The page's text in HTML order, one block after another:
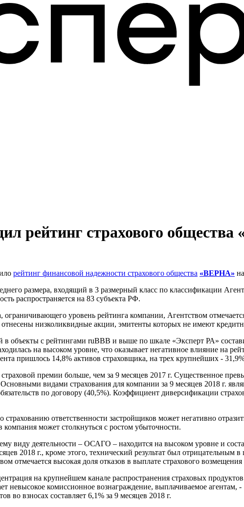
рейтинг страхового
рейтинг финансовой надежности страхового общества «ВЕРНА»
размера, входящий в 3 размерный класс по классификации
распространяется на 83 субъекта РФ.
ограничивающего уровень рейтинга компании, Агентством
низколиквидные акции, эмитенты которых не имеют
объекты с рейтингами ruВВВ и выше по шкале «Эксперт РА»
на высоком уровне, что оказывает негативное влияние на
пришлось 14,8% активов страховщика, на трех крупнейших -
страховой премии больше, чем за 9 месяцев 2017 г. Существенное
видами страхования для компании за 9 месяцев 2018 г.
по договору (40,5%). Коэффициент диверсификации
страхованию ответственности застройщиков может негативно
может столкнуться с ростом убыточности.
виду деятельности – ОСАГО – находится на высоком уровне и
2018 г., кроме этого, технический результат был отрицательным
отмечается высокая доля отказов в выплате страхового
на крупнейшем канале распространения страховых
невысокое комиссионное вознаграждение, выплачиваемое агентам,
во взносах составляет 6,1% за 9 месяцев 2018 г.